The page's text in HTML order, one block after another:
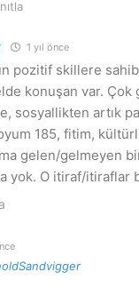
1 yıl önce
pozitif skillere
konuşan var. Çok
sosyallikten artık
185, fitim,
gelen/gelmeyen
yok. O itiraf/itiraflar